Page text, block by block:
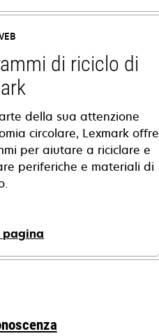
di riciclo di
della sua attenzione
circolare, Lexmark offre
per aiutare a riciclare e
periferiche e materiali di
pagina